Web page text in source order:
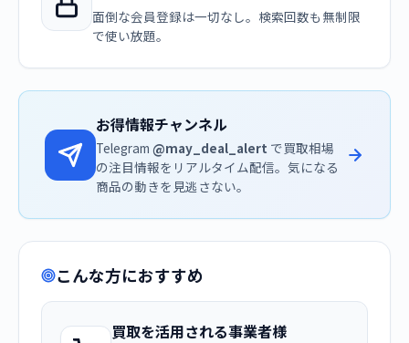
面倒な会員登録は一切なし。検索回数も無制限
で使い放題。
お得情報チャンネル
Telegram @may_deal_alert で買取相場
の注目情報をリアルタイム配信。気になる
商品の動きを見逃さない。
こんな方におすすめ
買取を活用される事業者様